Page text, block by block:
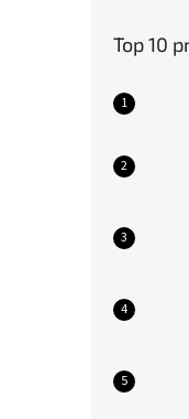
Top 10